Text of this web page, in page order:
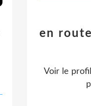
en
Voir le